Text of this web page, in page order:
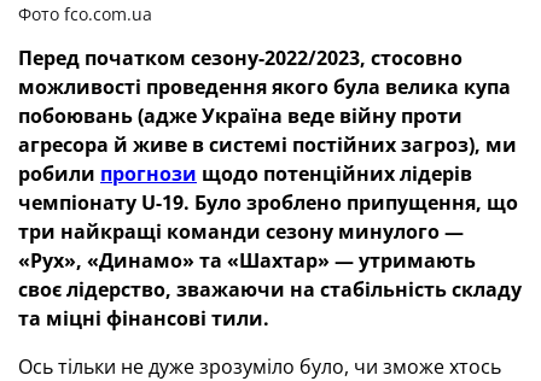
Фото fco.com.ua
Перед початком сезону-2022/2023, стосовно
можливості проведення якого була велика купа
побоювань (адже Україна веде війну проти
агресора й живе в системі постійних загроз), ми
робили прогнози щодо потенційних лідерів
чемпіонату U-19. Було зроблено припущення, що
три найкращі команди сезону минулого —
«Рух», «Динамо» та «Шахтар» — утримають
своє лідерство, зважаючи на стабільність складу
та міцні фінансові тили.
Ось тільки не дуже зрозуміло було, чи зможе хтось